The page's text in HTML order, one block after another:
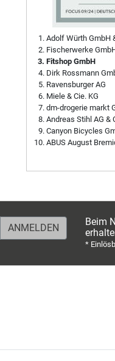
Adolf Würth GmbH
Fischerwerke
Fitshop GmbH
Dirk Rossmann
Ravensburger AG
Miele & Cie. KG
dm-drogerie markt
Andreas Stihl AG &
Canyon Bicycles
ABUS August
Beim
*